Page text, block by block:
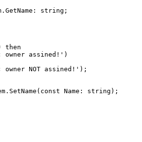
string;
then
owner assined!')
owner NOT assined!');
Name: string);